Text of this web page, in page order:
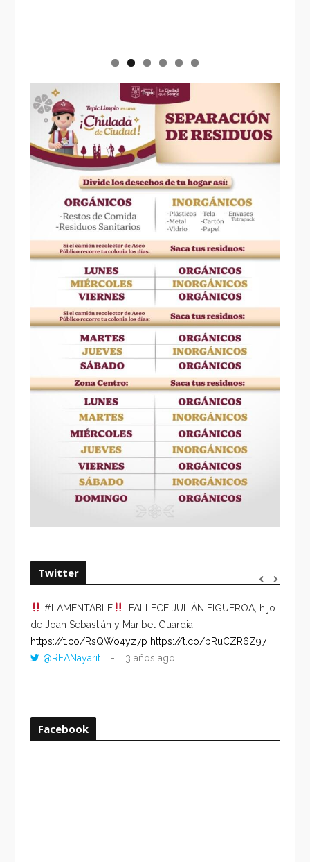
Twitter
#LAMENTABLE
| FALLECE JULIÁN FIGUEROA, hijo
de Joan Sebastián y Maribel Guardia.
https://t.co/RsQWo4yz7p https://t.co/bRuCZR6Z97
@REANayarit
3 años ago
Facebook